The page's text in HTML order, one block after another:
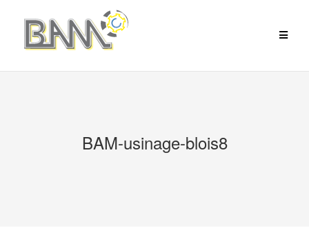
contenu
BAM-usinage-blois8